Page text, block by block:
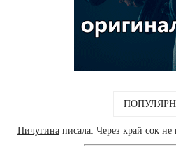
Пичугина писала: Через край сок не